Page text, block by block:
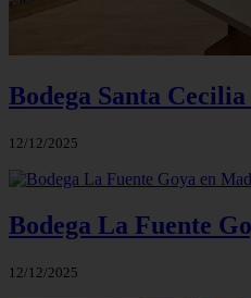
Bodega Santa
12/12/2025
Bodega La Fuente
12/12/2025